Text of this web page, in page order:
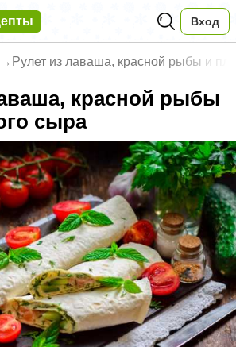
Вход
→ Рулет из лаваша, красной рыбы и
красной рыбы
сыра